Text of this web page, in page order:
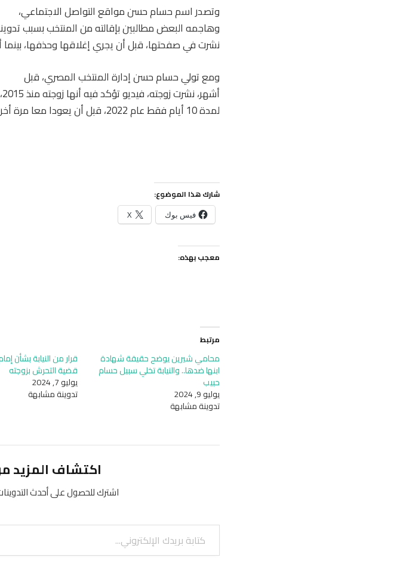
وتصدر اسم حسام حسن مواقع التواصل الاجتماعي،
وهاجمه البعض مطالبين بإقالته من المنتخب بسبب
نشرت في صفحتها، قبل أن يجري إغلاقها وحذفها، بينما
ومع تولي حسام حسن إدارة المنتخب المصري، قبل
أشهر، نشرت زوجته، فيديو تؤكد فيه أنها زوجته منذ 2015، وأنه حصل انفصال بينهما
لمدة 10 أيام فقط عام 2022، قبل أن يعودا معا مرة أخرى، ودعمت ذلك بصورة تجمعهما.
شارك هذا الموضوع:
فيس بوك X
معجب بهذه:
مرتبط
محامي شيرين يوضح حقيقة شهادة
ابنها ضدها.. والنيابة تخلي سبيل حسام
حبيب
يوليو 9, 2024
تدوينة مشابهة
قرار من النيابة بشأن
قضية التحرش بزوجته
يوليو 7, 2024
تدوينة مشابهة
اكتشاف المزيد
اشترك للحصول على أحدث
كتابة بريدك الإلكتروني...